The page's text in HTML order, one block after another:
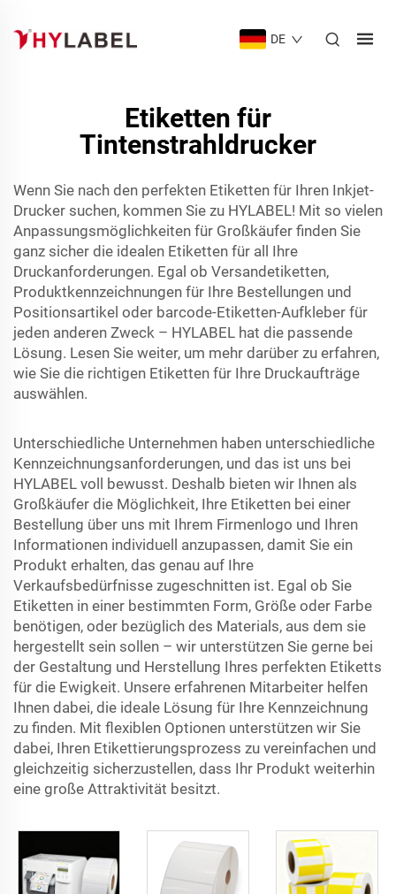
DE
Etiketten für
Tintenstrahldrucker
Wenn Sie nach den perfekten Etiketten für Ihren Inkjet-
Drucker suchen, kommen Sie zu HYLABEL! Mit so vielen
Anpassungsmöglichkeiten für Großkäufer finden Sie
ganz sicher die idealen Etiketten für all Ihre
Druckanforderungen. Egal ob Versandetiketten,
Produktkennzeichnungen für Ihre Bestellungen und
Positionsartikel oder barcode-Etiketten-Aufkleber für
jeden anderen Zweck – HYLABEL hat die passende
Lösung. Lesen Sie weiter, um mehr darüber zu erfahren,
wie Sie die richtigen Etiketten für Ihre Druckaufträge
auswählen.
Unterschiedliche Unternehmen haben unterschiedliche
Kennzeichnungsanforderungen, und das ist uns bei
HYLABEL voll bewusst. Deshalb bieten wir Ihnen als
Großkäufer die Möglichkeit, Ihre Etiketten bei einer
Bestellung über uns mit Ihrem Firmenlogo und Ihren
Informationen individuell anzupassen, damit Sie ein
Produkt erhalten, das genau auf Ihre
Verkaufsbedürfnisse zugeschnitten ist. Egal ob Sie
Etiketten in einer bestimmten Form, Größe oder Farbe
benötigen, oder bezüglich des Materials, aus dem sie
hergestellt sein sollen – wir unterstützen Sie gerne bei
der Gestaltung und Herstellung Ihres perfekten Etiketts
für die Ewigkeit. Unsere erfahrenen Mitarbeiter helfen
Ihnen dabei, die ideale Lösung für Ihre Kennzeichnung
zu finden. Mit flexiblen Optionen unterstützen wir Sie
dabei, Ihren Etikettierungsprozess zu vereinfachen und
gleichzeitig sicherzustellen, dass Ihr Produkt weiterhin
eine große Attraktivität besitzt.